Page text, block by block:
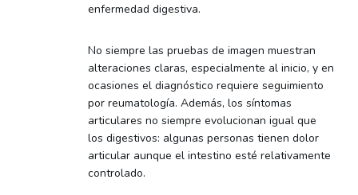
enfermedad digestiva.
No siempre las pruebas de imagen muestran
alteraciones claras, especialmente al inicio, y en
ocasiones el diagnóstico requiere seguimiento
por reumatología. Además, los síntomas
articulares no siempre evolucionan igual que
los digestivos: algunas personas tienen dolor
articular aunque el intestino esté relativamente
controlado.